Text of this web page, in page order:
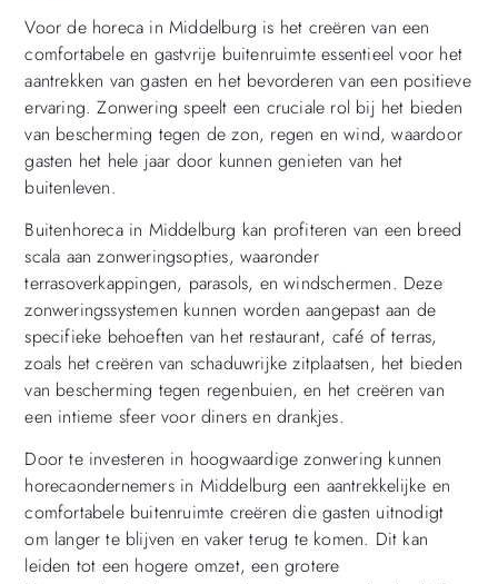
Voor de horeca in Middelburg is het creëren van een
comfortabele en gastvrije buitenruimte essentieel voor het
aantrekken van gasten en het bevorderen van een positieve
ervaring. Zonwering speelt een cruciale rol bij het bieden
van bescherming tegen de zon, regen en wind, waardoor
gasten het hele jaar door kunnen genieten van het
buitenleven.
Buitenhoreca in Middelburg kan profiteren van een breed
scala aan zonweringsopties, waaronder
terrasoverkappingen, parasols, en windschermen. Deze
zonweringssystemen kunnen worden aangepast aan de
specifieke behoeften van het restaurant, café of terras,
zoals het creëren van schaduwrijke zitplaatsen, het bieden
van bescherming tegen regenbuien, en het creëren van
een intieme sfeer voor diners en drankjes.
Door te investeren in hoogwaardige zonwering kunnen
horecaondernemers in Middelburg een aantrekkelijke en
comfortabele buitenruimte creëren die gasten uitnodigt
om langer te blijven en vaker terug te komen. Dit kan
leiden tot een hogere omzet, een grotere